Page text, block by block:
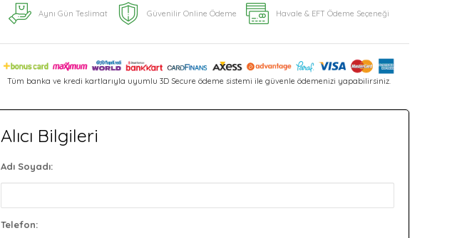
Aynı Gün Teslimat Güvenilir Online Ödeme Havale & EFT Ödeme Seçeneği
Tüm banka ve kredi kartlarıyla uyumlu 3D Secure ödeme sistemi ile güvenle ödemenizi yapabilirsiniz.
Alıcı Bilgileri
Adı Soyadı:
Telefon: